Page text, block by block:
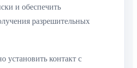
и обеспечить
разрешительных
установить контакт с